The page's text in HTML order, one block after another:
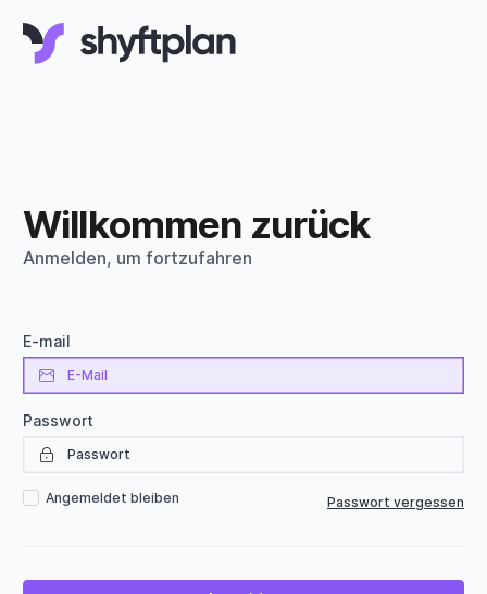
Willkommen zurück
Anmelden, um fortzufahren
E-mail
Passwort
Angemeldet bleiben Passwort vergessen